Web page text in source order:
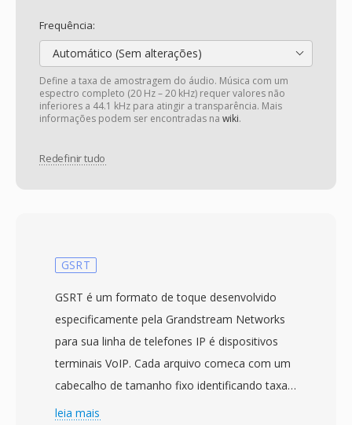
Frequência:
Automático (Sem alterações)
Define a taxa de amostragem do áudio. Música com um
espectro completo (20 Hz – 20 kHz) requer valores não
inferiores a 44.1 kHz para atingir a transparência. Mais
informações podem ser encontradas na wiki.
Redefinir tudo
GSRT
GSRT é um formato de toque desenvolvido
especificamente pela Grandstream Networks
para sua linha de telefones IP é dispositivos
terminais VoIP. Cada arquivo comeca com um
cabecalho de tamanho fixo identificando taxa
de amostragem (tipicamente 8 kHz ou 16 kHz),
leia mais